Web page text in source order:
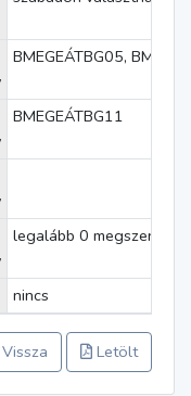
BMEGEÁTBG05,
BMEGEÁTBG11
legalább 0 megszerzett
nincs
Vissza Letölt